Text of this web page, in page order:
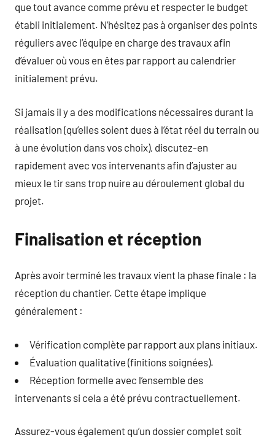
que tout avance comme prévu et respecter le budget
établi initialement. N’hésitez pas à organiser des points
réguliers avec l’équipe en charge des travaux afin
d’évaluer où vous en êtes par rapport au calendrier
initialement prévu.
Si jamais il y a des modifications nécessaires durant la
réalisation (qu’elles soient dues à l’état réel du terrain ou
à une évolution dans vos choix), discutez-en
rapidement avec vos intervenants afin d’ajuster au
mieux le tir sans trop nuire au déroulement global du
projet.
Finalisation et réception
Après avoir terminé les travaux vient la phase finale : la
réception du chantier. Cette étape implique
généralement :
Vérification complète par rapport aux plans initiaux.
Évaluation qualitative (finitions soignées).
Réception formelle avec l’ensemble des
intervenants si cela a été prévu contractuellement.
Assurez-vous également qu’un dossier complet soit